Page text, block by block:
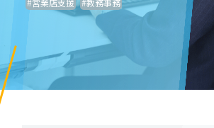
#営業店支援
#教務事務